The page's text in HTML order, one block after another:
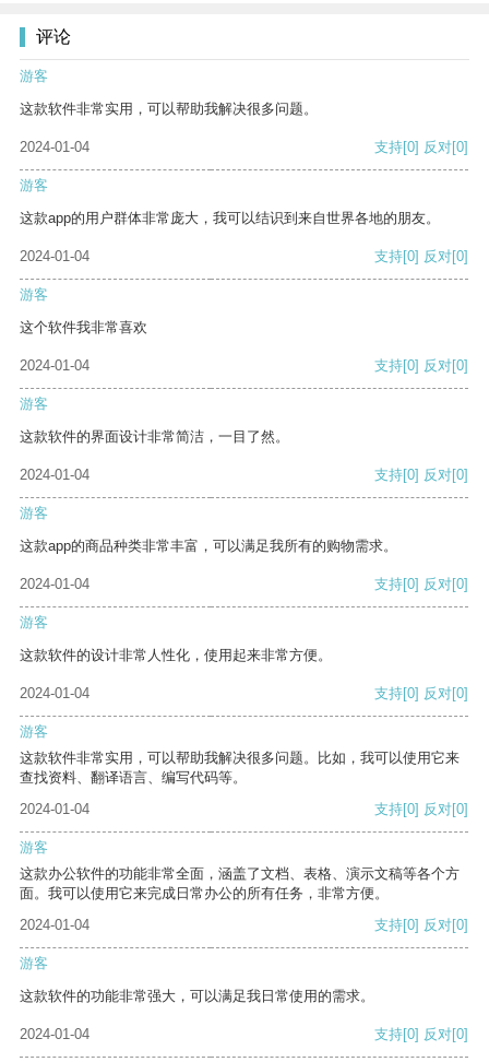
评论
游客
这款软件非常实用，可以帮助我解决很多问题。
2024-01-04 支持[0] 反对[0]
游客
这款app的用户群体非常庞大，我可以结识到来自世界各地的朋友。
2024-01-04 支持[0] 反对[0]
游客
这个软件我非常喜欢
2024-01-04 支持[0] 反对[0]
游客
这款软件的界面设计非常简洁，一目了然。
2024-01-04 支持[0] 反对[0]
游客
这款app的商品种类非常丰富，可以满足我所有的购物需求。
2024-01-04 支持[0] 反对[0]
游客
这款软件的设计非常人性化，使用起来非常方便。
2024-01-04 支持[0] 反对[0]
游客
这款软件非常实用，可以帮助我解决很多问题。比如，我可以使用它来
查找资料、翻译语言、编写代码等。
2024-01-04
支持[0] 反对[0]
游客
这款办公软件的功能非常全面，涵盖了文档、表格、演示文稿等各个方
面。我可以使用它来完成日常办公的所有任务，非常方便。
2024-01-04
支持[0] 反对[0]
游客
这款软件的功能非常强大，可以满足我日常使用的需求。
2024-01-04 支持[0] 反对[0]